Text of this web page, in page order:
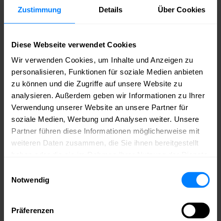
Zustimmung Details Über Cookies
Diese Webseite verwendet Cookies
Wir verwenden Cookies, um Inhalte und Anzeigen zu
personalisieren, Funktionen für soziale Medien anbieten
zu können und die Zugriffe auf unsere Website zu
analysieren. Außerdem geben wir Informationen zu Ihrer
Verwendung unserer Website an unsere Partner für
soziale Medien, Werbung und Analysen weiter. Unsere
Partner führen diese Informationen möglicherweise mit
weiteren Daten zusammen, die Sie ihnen bereitgestellt
Notwendig
Präferenzen
Bewerbungsbemühungen, Verbot privater Smartphone-
Urteilezu einzelnen Fallgestaltungen, wie z. B.: Ist die
Erstattungspflicht der Behörden für die durch Arbeitgeber
fortgezahlte Vergütung während einer Quarantäne nach dem
Infektionsschutzgesetz aufgehoben?
Dr. Alexandra
Henkel,
Fachanwältin für
Arbeitsrecht und